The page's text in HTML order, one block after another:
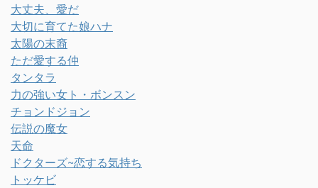
大丈夫、愛だ
大切に育てた娘ハナ
太陽の末裔
ただ愛する仲
タンタラ
力の強い女ト・ボンスン
チョンドジョン
伝説の魔女
天命
ドクターズ~恋する気持ち
トッケビ